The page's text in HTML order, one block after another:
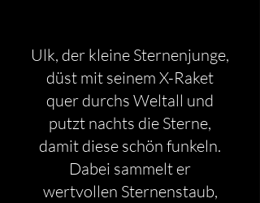
Ulk, der kleine Sternenjunge,
düst mit seinem X-Raket
quer durchs Weltall und
putzt nachts die Sterne,
damit diese schön funkeln.
Dabei sammelt er
wertvollen Sternenstaub,